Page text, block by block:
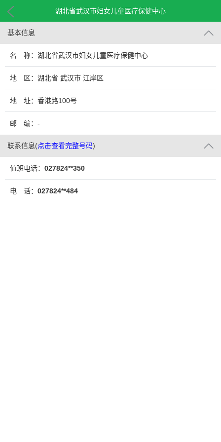
湖北省武汉市妇女儿童医疗保健中心
基本信息
名 称：湖北省武汉市妇女儿童医疗保健中心
地 区：湖北省 武汉市 江岸区
地 址：香港路100号
邮 编：-
联系信息(点击查看完整号码)
值班电话： 027824**350
电 话： 027824**484